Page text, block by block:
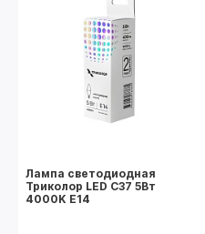
Лампа светодиодная
Триколор LED C37 5Вт
4000K E14